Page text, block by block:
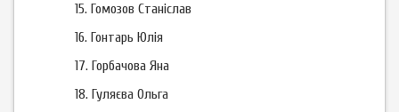
15. Гомозов Станіслав
16. Гонтарь Юлія
17. Горбачова Яна
18. Гуляєва Ольга